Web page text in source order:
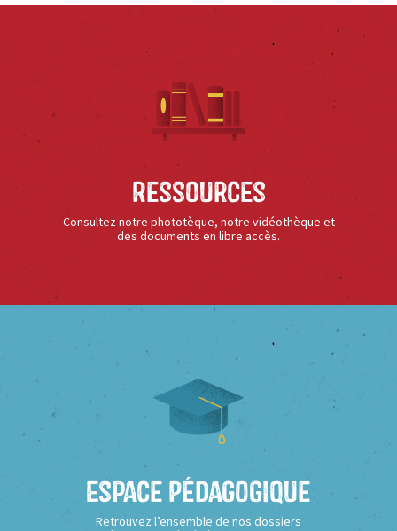
Ressources
Consultez notre phototèque, notre vidéothèque et
des documents en libre accès.
Espace Pédagogique
Retrouvez l’ensemble de nos dossiers